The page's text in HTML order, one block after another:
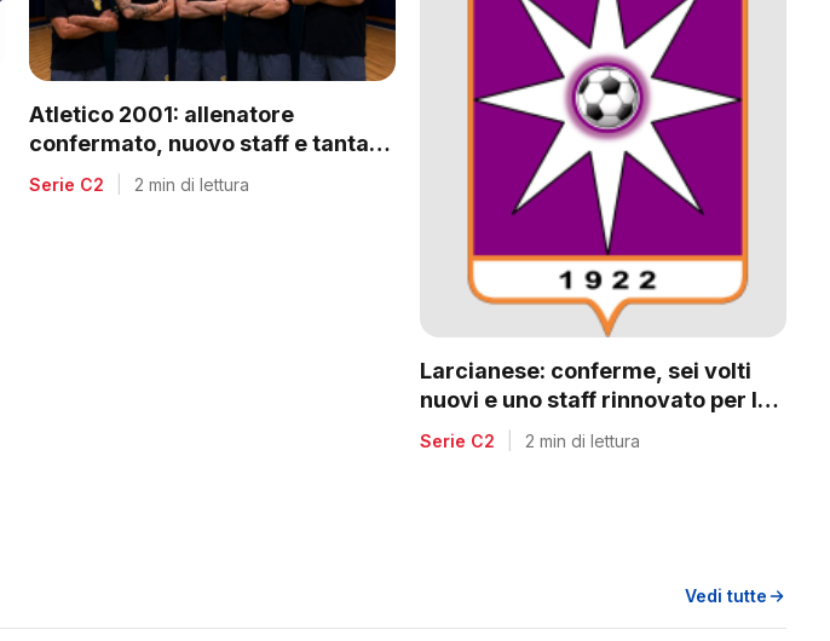
Atletico 2001: allenatore
confermato, nuovo staff e tanta
voglia di riscatto dopo la
retrocessione
Serie C2 2 min di lettura
Larcianese: conferme, sei volti
nuovi e uno staff rinnovato per la
C2
Serie C2 2 min di lettura
Vedi tutte